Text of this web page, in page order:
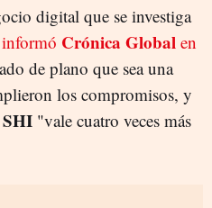
digital que se investiga
informó Crónica Global en
de plano que sea una
los compromisos, y
SHI "vale cuatro veces más